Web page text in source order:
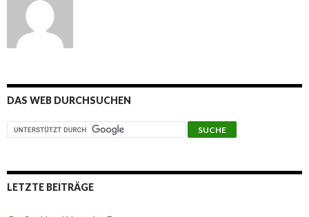
DAS WEB DURCHSUCHEN
LETZTE BEITRÄGE